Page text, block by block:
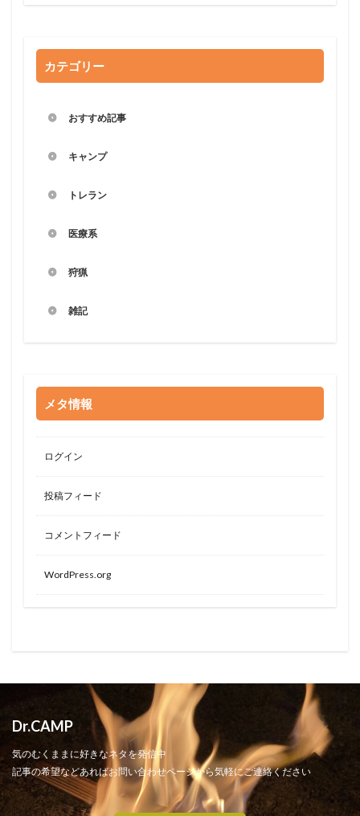
カテゴリー
おすすめ記事
キャンプ
トレラン
医療系
狩猟
雑記
メタ情報
ログイン
投稿フィード
コメントフィード
WordPress.org
Dr.CAMP
気のむくままに好きなネタを発信中
記事の希望などあればお問い合わせページから気軽にご連絡ください